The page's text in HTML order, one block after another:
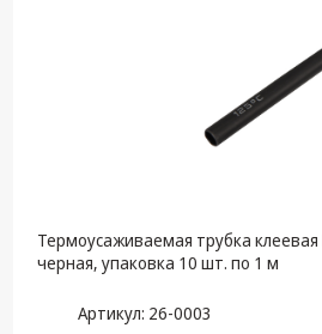
Термоусаживаемая трубка клеевая
черная, упаковка 10 шт. по 1 м
Артикул: 26-0003